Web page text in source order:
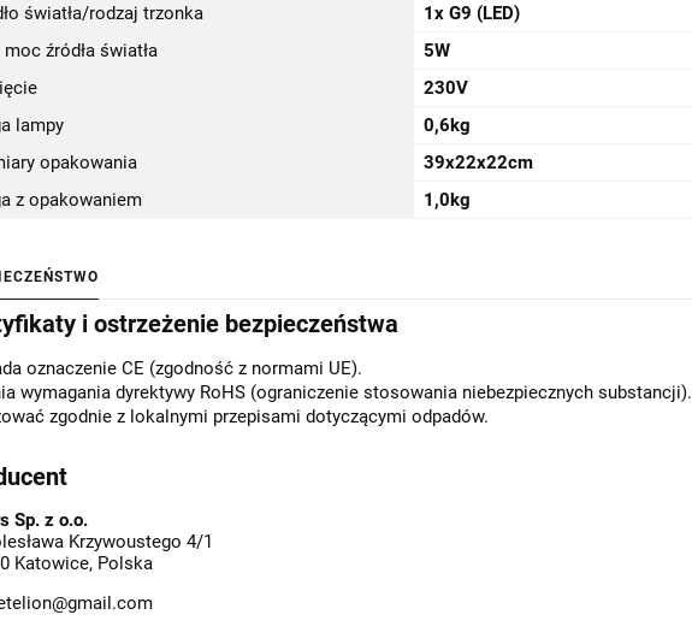
światła/rodzaj trzonka
1x G9 (LED)
moc źródła światła
5W
230V
lampy
0,6kg
opakowania
39x22x22cm
z opakowaniem
1,0kg
i ostrzeżenie bezpieczeństwa
oznaczenie CE (zgodność z normami UE).
wymagania dyrektywy RoHS (ograniczenie stosowania niebezpiecznych substancji).
zgodnie z lokalnymi przepisami dotyczącymi odpadów.
Sp. z o.o.
Krzywoustego 4/1
Katowice, Polska